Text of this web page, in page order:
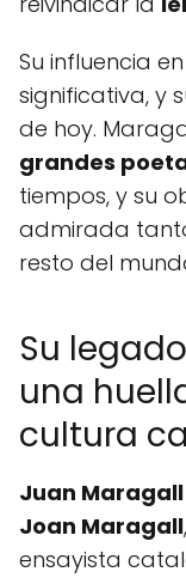
Su influencia
significativa, y
de hoy.
grandes
tiempos, y su
admirada
resto del
Su
una
cultura
Juan
Joan Maragall
ensayista